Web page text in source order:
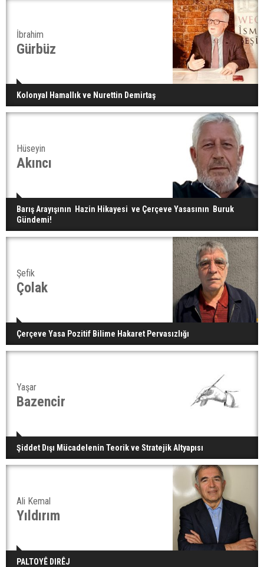
İbrahim
Gürbüz
Kolonyal Hamallık ve Nurettin Demirtaş
Hüseyin
Akıncı
Barış Arayışının Hazin Hikayesi ve Çerçeve Yasasının Buruk
Gündemi!
Şefik
Çolak
Çerçeve Yasa Pozitif Bilime Hakaret Pervasızlığı
Yaşar
Bazencir
Şiddet Dışı Mücadelenin Teorik ve Stratejik Altyapısı
Ali Kemal
Yıldırım
PALTOYÊ DIRÊJ